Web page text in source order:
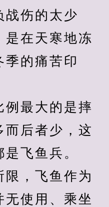
伤的太少
是在天寒地冻
季的痛苦印
最大的是摔
而后者少，这
飞鱼兵。
，飞鱼作为
无使用、乘坐